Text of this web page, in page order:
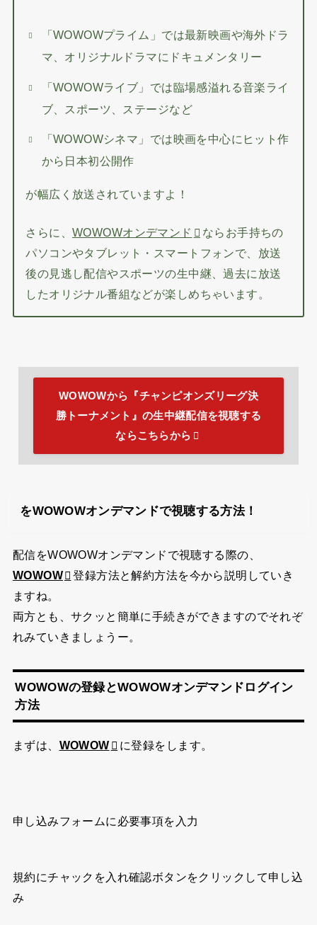
「WOWOWプライム」では最新映画や海外ドラ
マ、オリジナルドラマにドキュメンタリー
「WOWOWライブ」では臨場感溢れる音楽ライ
ブ、スポーツ、ステージなど
「WOWOWシネマ」では映画を中心にヒット作
から日本初公開作
が幅広く放送されていますよ！
さらに、WOWOWオンデマンド
ならお手持ちの
パソコンやタブレット・スマートフォンで、放送
後の見逃し配信やスポーツの生中継、過去に放送
したオリジナル番組などが楽しめちゃいます。
WOWOWから『チャンピオンズリーグ決
勝トーナメント』の生中継配信を視聴する
ならこちらから
をWOWOWオンデマンドで視聴する方法！
配信をWOWOWオンデマンドで視聴する際の、
WOWOW
登録方法と解約方法を今から説明していき
ますね。
両方とも、サクッと簡単に手続きができますのでそれぞ
れみていきましょうー。
WOWOWの登録とWOWOWオンデマンドログイン
方法
まずは、 WOWOW に登録をします。
申し込みフォームに必要事項を入力
規約にチャックを入れ確認ボタンをクリックして申し込
み